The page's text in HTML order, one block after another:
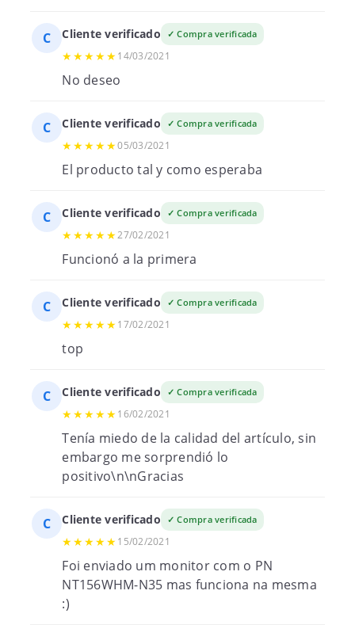
C Cliente verificado ✓ Compra verificada
★★★★★14/03/2021
No deseo
C Cliente verificado ✓ Compra verificada
★★★★★05/03/2021
El producto tal y como esperaba
C Cliente verificado ✓ Compra verificada
★★★★★27/02/2021
Funcionó a la primera
C Cliente verificado ✓ Compra verificada
★★★★★17/02/2021
top
C Cliente verificado ✓ Compra verificada
★★★★★16/02/2021
Tenía miedo de la calidad del artículo, sin
embargo me sorprendió lo
positivo\n\nGracias
C Cliente verificado ✓ Compra verificada
★★★★★15/02/2021
Foi enviado um monitor com o PN
NT156WHM-N35 mas funciona na mesma
:)